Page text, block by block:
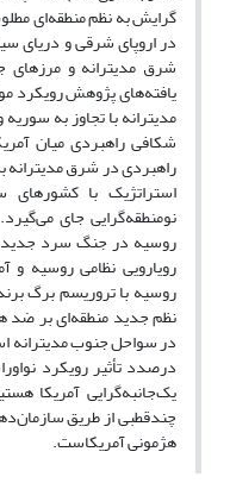
گرایش به نظم منطقه‌ای
در اروپای شرقی و دریای
شرق مدیترانه و
یافته‌های پژوهش رویکرد
مدیترانه با تجاوز به
شکافی راهبردی میان
راهبردی در شرق مدیترانه
استراتژیک با
نومنطقه‌گرایی جای
روسیه در جنگ سرد جدید،
رویارویی نظامی روسیه و
روسیه با تروریسم برگ
نظم جدید منطقه‌ای بر ضد
در سواحل جنوب مدیترانه
در‌صدد تأثیر رویکرد
یک‌جانبه‌گرایی آمریکا
چندقطبی از طریق
هژمونی آمریکاست.